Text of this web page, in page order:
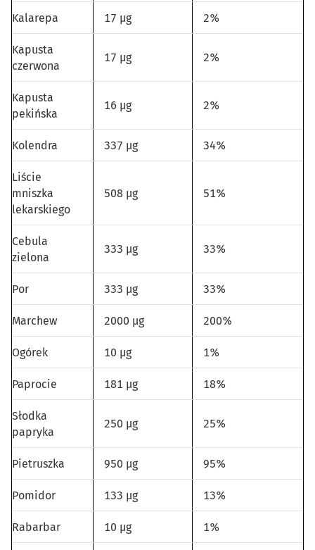
Kalarepa 17 µg 2%
Kapusta
czerwona
17 µg 2%
Kapusta
pekińska
16 µg 2%
Kolendra 337 µg 34%
Liście
mniszka
lekarskiego
508 µg 51%
Cebula
zielona
333 µg 33%
Por 333 µg 33%
Marchew 2000 µg 200%
Ogórek 10 µg 1%
Paprocie 181 µg 18%
Słodka
papryka
250 µg 25%
Pietruszka 950 µg 95%
Pomidor 133 µg 13%
Rabarbar 10 µg 1%